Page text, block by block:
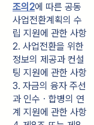
조의2에 따른 공동
사업전환계획의 수
립 지원에 관한 사항
2. 사업전환을 위한
정보의 제공과 컨설
팅 지원에 관한 사항
3. 자금의 융자 주선
과 인수ㆍ합병의 연
계 지원에 관한 사항